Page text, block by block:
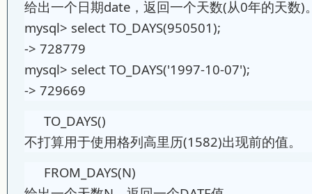
给出一个日期date，返回一个天数(从0年的天数
mysql> select TO_DAYS(950501);
-> 728779
mysql> select TO_DAYS('1997-10-07');
-> 729669
TO_DAYS()
不打算用于使用格列高里历(1582)出现前的值。
FROM_DAYS(N)